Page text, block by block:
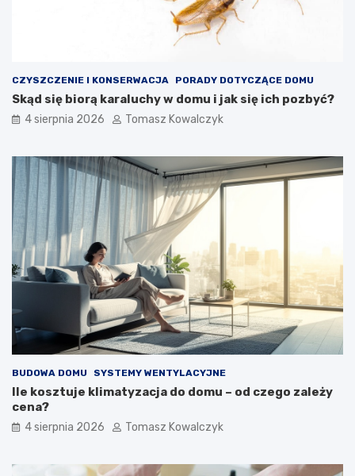
CZYSZCZENIE I KONSERWACJA PORADY DOTYCZĄCE DOMU
Skąd się biorą karaluchy w domu i jak się ich pozbyć?
4 sierpnia 2026 Tomasz Kowalczyk
BUDOWA DOMU SYSTEMY WENTYLACYJNE
Ile kosztuje klimatyzacja do domu – od czego zależy
cena?
4 sierpnia 2026 Tomasz Kowalczyk